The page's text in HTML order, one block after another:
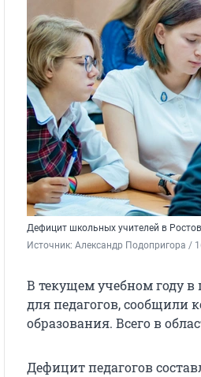
Дефицит школьных учителей в
Источник: Александр Подопригора /
В текущем учебном году
для педагогов, сообщили
образования. Всего в
Дефицит педагогов